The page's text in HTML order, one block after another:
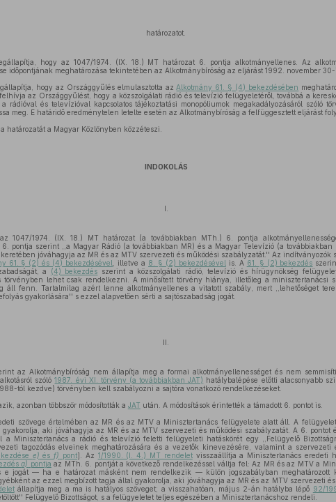
határozatot.
hogy az 1047/1974. (IX. 18.) MT határozat 6. pontja alkotmányellenes. Az
időpontjának meghatározása tekintetében az Alkotmánybíróság az eljárást 1992. november
hogy az Országgyűlés elmulasztotta az Alkotmány 61. § (4) bekezdésében
az Országgyűlést, hogy a közszolgálati rádió és televízió felügyeletéről, továbbá a
rádióval és televízióval kapcsolatos tájékoztatási monopóliumok megakadályozásáról szóló
meg. E határidő eredménytelen letelte esetén az Alkotmánybíróság a felfüggesztett eljárást
határozatát a Magyar Közlönyben közzéteszi.
INDOKOLÁS
I.
1047/1974. (IX. 18.) MT határozat (a továbbiakban MTh.) 6. pontja
6. pontja szerint ,,a Magyar Rádió (a továbbiakban MR) és a Magyar Televízió (a
jóváhagyja az MR és az MTV szervezeti és működési szabályzatát.'' Az indítványozók
61. § (2) és (4) bekezdésével , illetve a 8. § (2) bekezdésével is. A 61. § (2) bekezdés
a (4) bekezdés szerint a közszolgálati rádió, televízió és hírügynökség
törvényben lehet csak rendelkezni. A minősített törvény hiánya, illetőleg a minisztertanácsi
áll fenn. Tartalmilag azért lenne alkotmányellenes a vitatott szabály, mert ,,lehetőséget
gyakorlására'' s ezzel alapvetően sérti a sajtószabadság jogát.
II.
az Alkotmánybíróság nem állapítja meg a formai alkotmányellenességet és nem
szóló1987. évi XI. törvény (a továbbiakban JAT) hatálybalépése előtti alacsonyabb
tól kezdve) törvényben kell szabályozni a sajtóra vonatkozó rendelkezéseket.
azonban többször módosították a JAT után. A módosítások érintették a támadott 6. pontot is.
szövege értelmében az MR és az MTV a Minisztertanács felügyelete alatt áll. A
aki jóváhagyja az MR és az MTV szervezeti és működési szabályzatát. A 6. pontot
a Minisztertanács a rádió és televízió feletti felügyeleti hatáskörét egy ,,Felügyelő
tagozódás elveinek meghatározására és a vezetők kinevezésére, valamint a szervezeti
e) ésf) pont]. Az 1/1990. (I. 4.) MT rendeletvisszaállítja a Minisztertanács eredeti
a) pontja az MTh. 6. pontját a következő rendelkezéssel váltja fel: Az MR és az MTV a
e jogát — ha e határozat másként nem rendelkezik — külön jogszabályban meghatározott
az ezzel megbízott tagja által gyakorolja, aki jóváhagyja az MR és az MTV szervezeti
állapítja meg a ma is hatályos szöveget; a visszahatóan, május 2-án hatályba lépő 92/
Felügyelő Bizottságot, s a felügyeletet teljes egészében a Minisztertanácshoz rendeli.